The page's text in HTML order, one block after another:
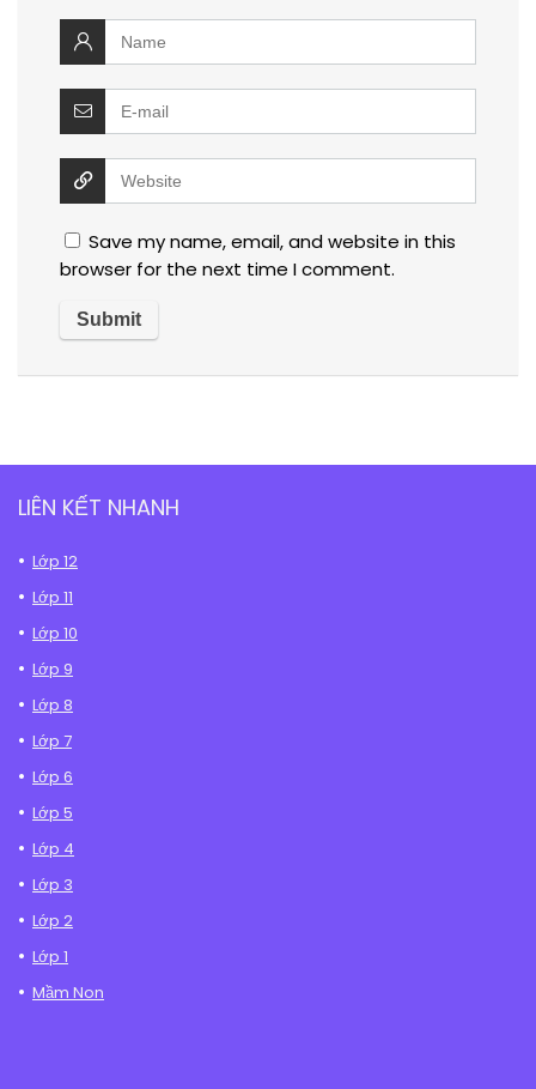
Save my name, email, and website in this
browser for the next time I comment.
LIÊN KẾT NHANH
Lớp 12
Lớp 11
Lớp 10
Lớp 9
Lớp 8
Lớp 7
Lớp 6
Lớp 5
Lớp 4
Lớp 3
Lớp 2
Lớp 1
Mầm Non